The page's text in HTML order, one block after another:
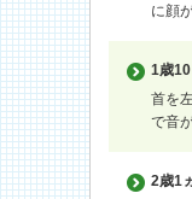
に顔
1歳10
首を
で音
2歳1